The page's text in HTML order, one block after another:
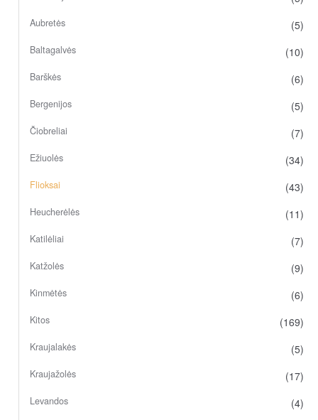
Aubretės (5)
Baltagalvės (10)
Barškės (6)
Bergenijos (5)
Čiobreliai (7)
Ežiuolės (34)
Flioksai (43)
Heucherėlės (11)
Katilėliai (7)
Katžolės (9)
Kinmėtės (6)
Kitos (169)
Kraujalakės (5)
Kraujažolės (17)
Levandos (4)